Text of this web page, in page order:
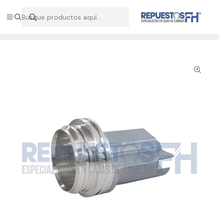
Hablemos por WhatsApp +56 9 7138 9597 / +56 9 8500 2568